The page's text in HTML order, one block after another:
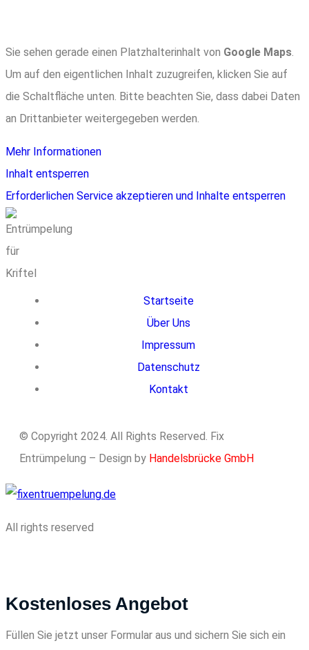
Sie sehen gerade einen Platzhalterinhalt von Google Maps.
Um auf den eigentlichen Inhalt zuzugreifen, klicken Sie auf
die Schaltfläche unten. Bitte beachten Sie, dass dabei Daten
an Drittanbieter weitergegeben werden.
Mehr Informationen
Inhalt entsperren
Erforderlichen Service akzeptieren und Inhalte entsperren
Startseite
Über Uns
Impressum
Datenschutz
Kontakt
© Copyright 2024. All Rights Reserved. Fix
Entrümpelung – Design by Handelsbrücke GmbH
All rights reserved
Kostenloses Angebot
Füllen Sie jetzt unser Formular aus und sichern Sie sich ein